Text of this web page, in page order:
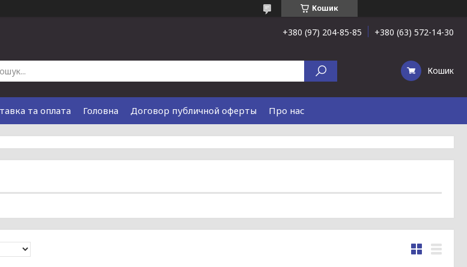
Кошик
+380 (97) 204-85-85 +380 (63) 572-14-30
Кошик
та оплата Головна Договор публичной оферты Про нас